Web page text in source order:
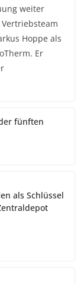
weiter
Hoppe als
Er
der fünften
als Schlüssel